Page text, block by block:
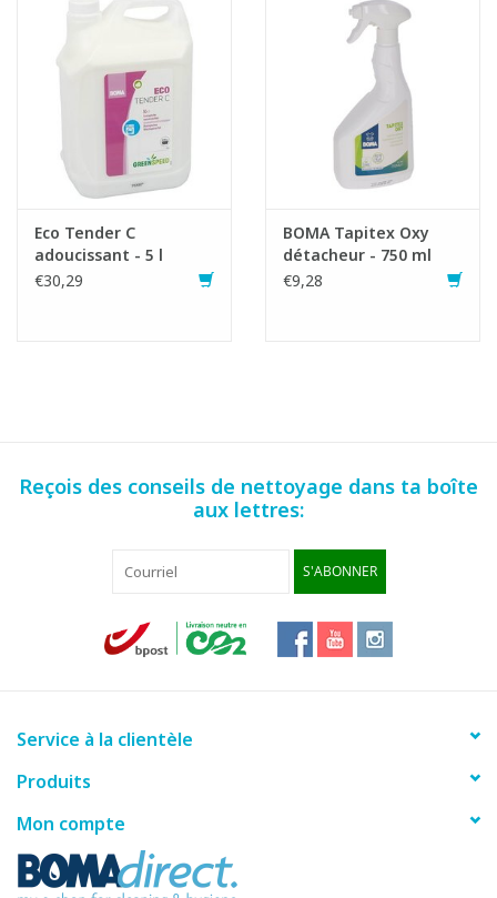
Eco Tender C
adoucissant - 5 l
€30,29
BOMA Tapitex Oxy
détacheur - 750 ml
€9,28
Reçois des conseils de nettoyage dans ta boîte
aux lettres:
S'ABONNER
Service à la clientèle
Produits
Mon compte